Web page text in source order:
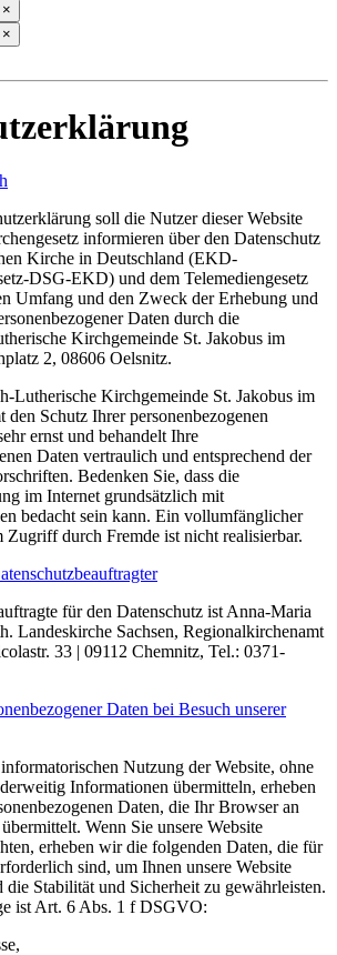
×
×
soll die Nutzer dieser Website
informieren über den Datenschutz
Kirche in Deutschland (EKD-
DSG-EKD) und dem Telemediengesetz
Umfang und den Zweck der Erhebung und
Daten durch die
Kirchgemeinde St. Jakobus im
2, 08606 Oelsnitz.
Lutherische Kirchgemeinde St. Jakobus im
den Schutz Ihrer personenbezogenen
ernst und behandelt Ihre
Daten vertraulich und entsprechend der
Bedenken Sie, dass die
im Internet grundsätzlich mit
bedacht sein kann. Ein vollumfänglicher
Zugriff durch Fremde ist nicht realisierbar.
für den Datenschutz ist Anna-Maria
Landeskirche Sachsen, Regionalkirchenamt
33 | 09112 Chemnitz, Tel.: 0371-
Daten bei Besuch unserer
Nutzung der Website, ohne
Informationen übermitteln, erheben
Daten, die Ihr Browser an
Wenn Sie unsere Website
erheben wir die folgenden Daten, die für
sind, um Ihnen unsere Website
die Stabilität und Sicherheit zu gewährleisten.
ist Art. 6 Abs. 1 f DSGVO: